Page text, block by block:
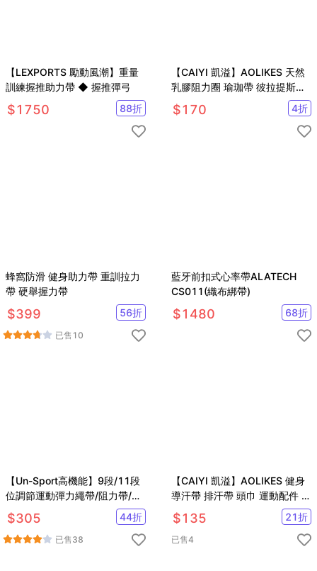
【LEXPORTS 勵動風潮】重量
訓練握推助力帶 ◆ 握推彈弓
$1750 88折
【CAIYI 凱溢】AOLIKES 天然
乳膠阻力圈 瑜珈帶 彼拉提斯帶
訓練拉力帶 阻力帶 健身帶 拉力
帶 彈力帶 藍色
$170 4折
蜂窩防滑 健身助力帶 重訓拉力
帶 硬舉握力帶
$399 56折
已售 10
藍牙前扣式心率帶ALATECH
CS011(織布綁帶)
$1480 68折
【Un-Sport高機能】9段/11段
位調節運動彈力繩帶/阻力帶/輔
助拉筋帶(瑜珈/健身)
$305 44折
已售38
【CAIYI 凱溢】AOLIKES 健身
導汗帶 排汗帶 頭巾 運動配件 彈
力帶 雙層硅膠排汗帶 2入
$135 21折
已售4